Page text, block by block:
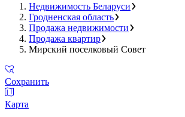
Недвижимость Беларуси
Гродненская область
Продажа недвижимости
Продажа квартир
Мирский поселковый Совет
Сохранить
Карта